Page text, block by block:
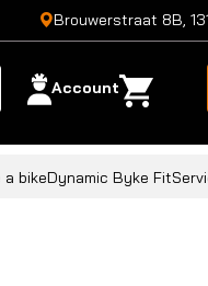
Brouwerstraat 8B,
Account
a bikeDynamic Byke Fit